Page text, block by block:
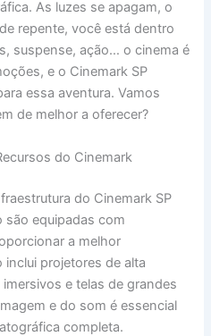
As luzes se apagam, o
repente, você está dentro
suspense, ação… o cinema é
e o Cinemark SP
essa aventura. Vamos
de melhor a oferecer?
do Cinemark
do Cinemark SP
são equipadas com
a melhor
inclui projetores de alta
e telas de grandes
e do som é essencial
completa.